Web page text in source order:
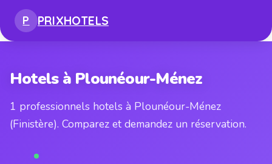
P PRIXHOTELS
Hotels à Plounéour-Ménez
1 professionnels hotels à Plounéour-Ménez
(Finistère). Comparez et demandez un réservation.